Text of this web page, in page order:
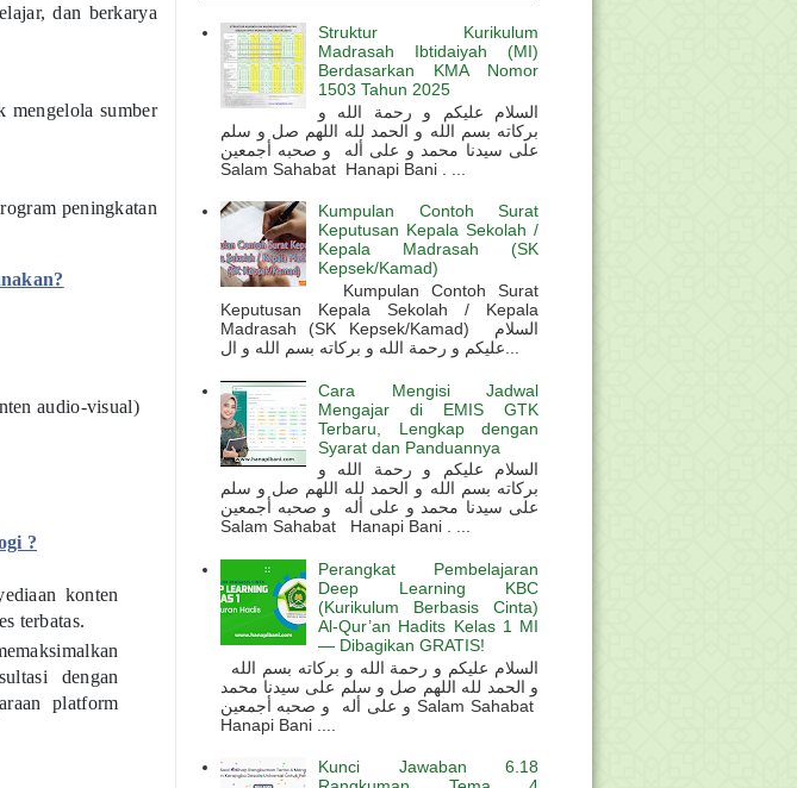
dan berkarya
sumber
peningkatan
audio-visual)
?
konten
terbatas.
dengan
platform
Struktur Kurikulum
Madrasah Ibtidaiyah (MI)
Berdasarkan KMA Nomor
1503 Tahun 2025
السلام عليكم و رحمة الله و
بركاته بسم الله و الحمد لله اللهم صل و سلم
على سيدنا محمد و على أله و صحبه أجمعين
Salam Sahabat Hanapi Bani . ...
Kumpulan Contoh Surat
Keputusan Kepala Sekolah /
Kepala Madrasah (SK
Kepsek/Kamad)
Kumpulan Contoh Surat
Keputusan Kepala Sekolah / Kepala
Madrasah (SK Kepsek/Kamad) السلام
Cara Mengisi Jadwal
Mengajar di EMIS GTK
Terbaru, Lengkap dengan
Syarat dan Panduannya
السلام عليكم و رحمة الله و
بركاته بسم الله و الحمد لله اللهم صل و سلم
على سيدنا محمد و على أله و صحبه أجمعين
Salam Sahabat Hanapi Bani . ...
Perangkat Pembelajaran
Deep Learning KBC
(Kurikulum Berbasis Cinta)
Al-Qur’an Hadits Kelas 1 MI
— Dibagikan GRATIS!
و الحمد لله اللهم صل و سلم على سيدنا محمد
و على أله و صحبه أجمعين Salam Sahabat
Hanapi Bani ....
Kunci Jawaban 6.18